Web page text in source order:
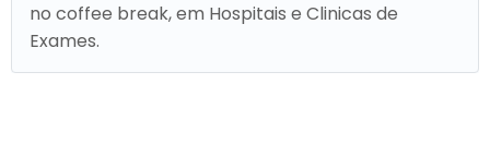
no coffee break, em Hospitais e Clinicas de
Exames.